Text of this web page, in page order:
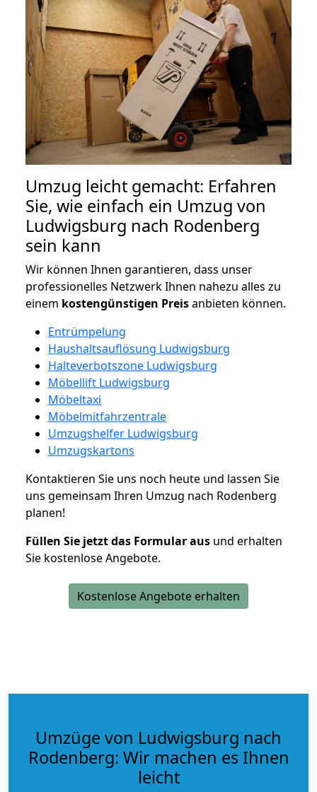
Umzug leicht gemacht: Erfahren
Sie, wie einfach ein Umzug von
Ludwigsburg nach Rodenberg
sein kann
Wir können Ihnen garantieren, dass unser
professionelles Netzwerk Ihnen nahezu alles zu
einem kostengünstigen Preisanbieten können.
Entrümpelung
Haushaltsauflösung Ludwigsburg
Halteverbotszone Ludwigsburg
Möbellift Ludwigsburg
Möbeltaxi
Möbelmitfahrzentrale
Umzugshelfer Ludwigsburg
Umzugskartons
Kontaktieren Sie uns noch heute und lassen Sie
uns gemeinsam Ihren Umzug nach Rodenberg
planen!
Füllen Sie jetzt das Formular aus und erhalten
Sie kostenlose Angebote.
Kostenlose Angebote erhalten
Umzüge von Ludwigsburg nach
Rodenberg: Wir machen es Ihnen
leicht